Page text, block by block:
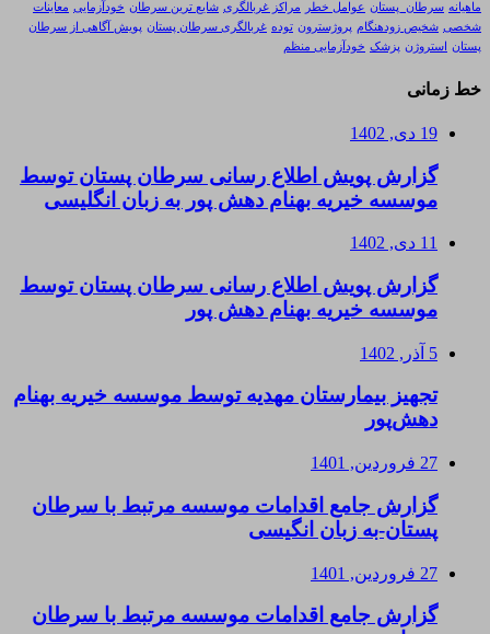
ماهیانه سرطان_پستان عوامل خطر مراکز غربالگری شایع ترین سرطان خودآزمایی معاینات
شخصی شخیص زودهنگام پروژسترون توده غربالگری سرطان پستان پویش آگاهی از سرطان
پستان
استروژن پزشک خودآزمایی منظم
خط زمانی
19 دی, 1402
گزارش پویش اطلاع رسانی سرطان پستان توسط
موسسه خیریه بهنام دهش پور به زبان انگلیسی
11 دی, 1402
گزارش پویش اطلاع رسانی سرطان پستان توسط
موسسه خیریه بهنام دهش پور
5 آذر, 1402
تجهیز بیمارستان مهدیه توسط موسسه خیریه بهنام
دهش‌پور
27 فروردین, 1401
گزارش جامع اقدامات موسسه مرتبط با سرطان
پستان-به زبان انگیسی
27 فروردین, 1401
گزارش جامع اقدامات موسسه مرتبط با سرطان